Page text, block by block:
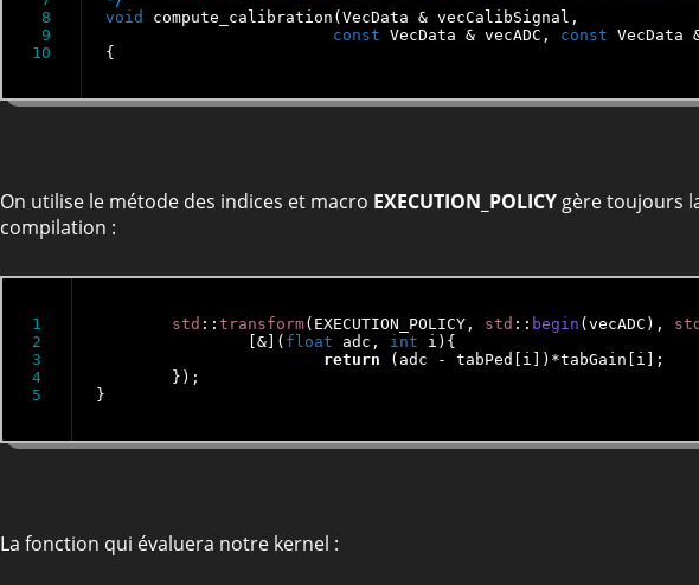
8
9
void
compute_calibration(VecData & vecCalibSignal,
const VecData & vecADC, const VecData
{
On utilise le métode des indices et macro EXECUTION_POLICYgère toujours
compilation :
1
2
3
4
std :: transform(EXECUTION_POLICY, std :: begin (vecADC), std
		[&](
float adc, int i){
return (adc - tabPed[i])*tabGain[i];
}
La fonction qui évaluera notre kernel :